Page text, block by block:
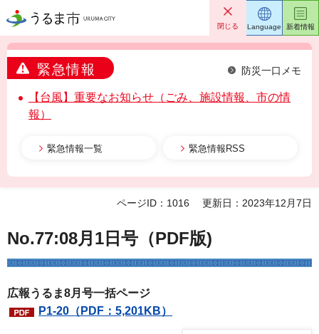
うるま市 閉じる
緊急情報 防災一口メモ
【台風】重要なお知らせ（ごみ、施設情報、市の情
報）
緊急情報一覧 緊急情報RSS
Language 新着情報
ページID：1016 更新日：2023年12月7日
No.77:08月1日号（PDF版)
広報うるま8月号一括ページ
P1-20（PDF：5,201KB）